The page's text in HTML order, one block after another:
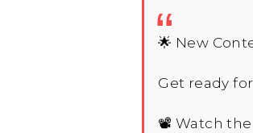
🌟 New
Get ready
📽️ Watch the